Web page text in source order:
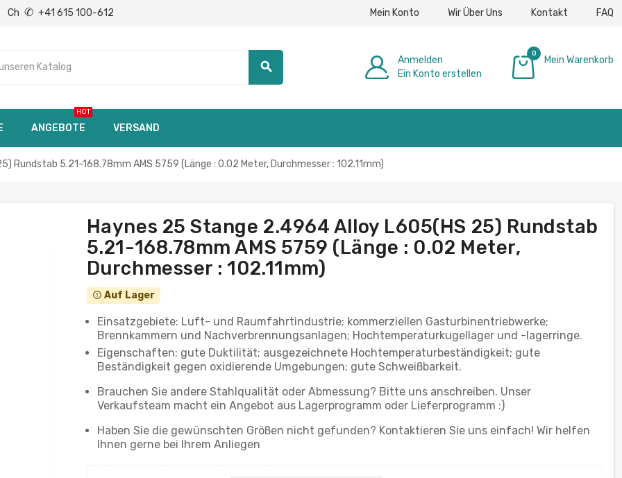
Ch ✆ +41 615 100-612 Mein Konto Wir Über Uns Kontakt FAQ
search
Anmelden
Ein Konto erstellen
0
Mein Warenkorb
ANGEBOTE
HOT
VERSAND
Rundstab 5.21-168.78mm AMS 5759 (Länge : 0.02 Meter, Durchmesser : 102.11mm)
Haynes 25 Stange 2.4964 Alloy L605(HS 25) Rundstab
5.21-168.78mm AMS 5759 (Länge : 0.02 Meter,
Durchmesser : 102.11mm)
error_outline Auf Lager
Einsatzgebiete: Luft- und Raumfahrtindustrie; kommerziellen Gasturbinentriebwerke;
Brennkammern und Nachverbrennungsanlagen; Hochtemperaturkugellager und -lagerringe.
Eigenschaften: gute Duktilität; ausgezeichnete Hochtemperaturbeständigkeit; gute
Beständigkeit gegen oxidierende Umgebungen; gute Schweißbarkeit.
Brauchen Sie andere Stahlqualität oder Abmessung? Bitte uns anschreiben. Unser
Verkaufsteam macht ein Angebot aus Lagerprogramm oder Lieferprogramm :)
Haben Sie die gewünschten Größen nicht gefunden? Kontaktieren Sie uns einfach! Wir helfen
Ihnen gerne bei Ihrem Anliegen